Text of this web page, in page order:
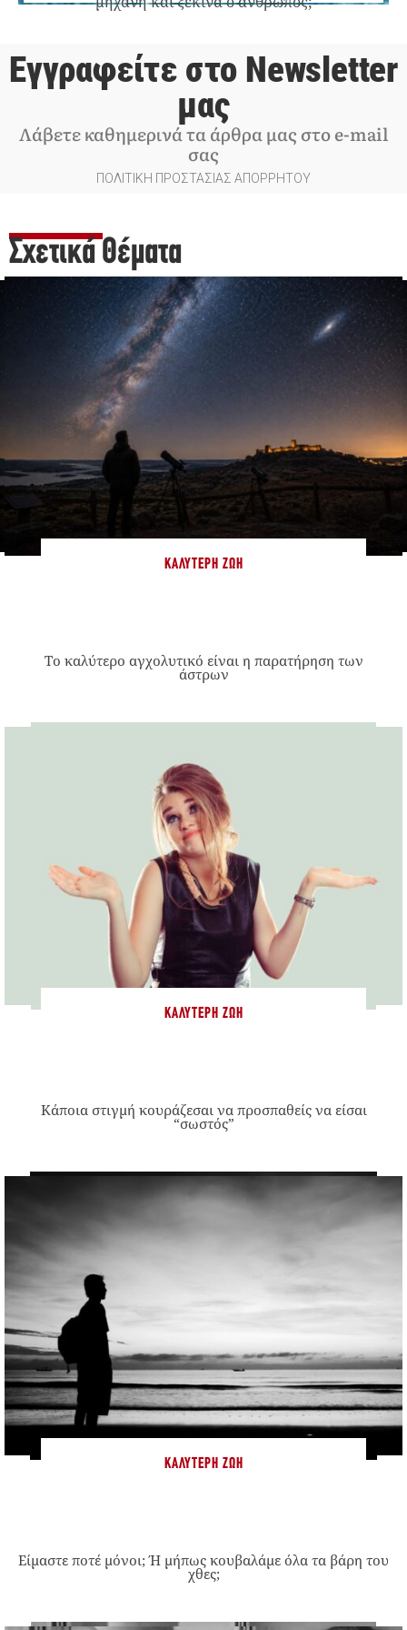
Εγγραφείτε στο Newsletter
μας
Λάβετε καθημερινά τα άρθρα μας στο e-mail
σας
ΠΟΛΙΤΙΚΗ ΠΡΟΣΤΑΣΙΑΣ ΑΠΟΡΡΗΤΟΥ
Σχετικά Θέματα
ΚΑΛΎΤΕΡΗ ΖΩΉ
Το καλύτερο αγχολυτικό είναι η παρατήρηση των
άστρων
ΚΑΛΎΤΕΡΗ ΖΩΉ
Κάποια στιγμή κουράζεσαι να προσπαθείς να είσαι
“σωστός”
ΚΑΛΎΤΕΡΗ ΖΩΉ
Είμαστε ποτέ μόνοι; Ή μήπως κουβαλάμε όλα τα βάρη του
χθες;